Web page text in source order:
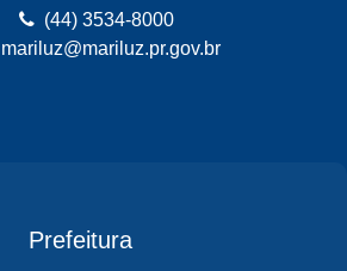
(44) 3534-8000
mariluz@mariluz.pr.gov.br
Prefeitura